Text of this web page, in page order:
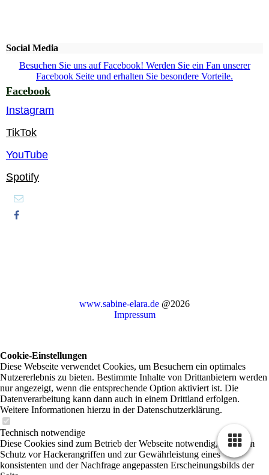
Social Media
Besuchen Sie uns auf Facebook! Werden Sie ein Fan unserer
Facebook Seite und erhalten Sie besondere Vorteile.
Facebook
Instagram
TikTok
YouTube
Spotify
www.sabine-elara.de @2026
Impressum
Cookie-Einstellungen
Diese Webseite verwendet Cookies, um Besuchern ein optimales
Nutzererlebnis zu bieten. Bestimmte Inhalte von Drittanbietern werden
nur angezeigt, wenn die entsprechende Option aktiviert ist. Die
Datenverarbeitung kann dann auch in einem Drittland erfolgen.
Weitere Informationen hierzu in der Datenschutzerklärung.
Technisch notwendige
Diese Cookies sind zum Betrieb der Webseite notwendig, z.B. zum
Schutz vor Hackerangriffen und zur Gewährleistung eines
konsistenten und der Nachfrage angepassten Erscheinungsbilds der